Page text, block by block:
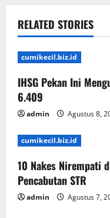
RELATED STORIES
cumikecil.biz.id
IHSG Pekan Ini
6.409
admin Agustus 8,
cumikecil.biz.id
10 Nakes Nirempati
Pencabutan STR
admin Agustus 7,